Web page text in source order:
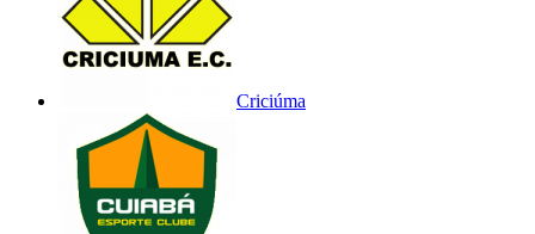
Criciúma